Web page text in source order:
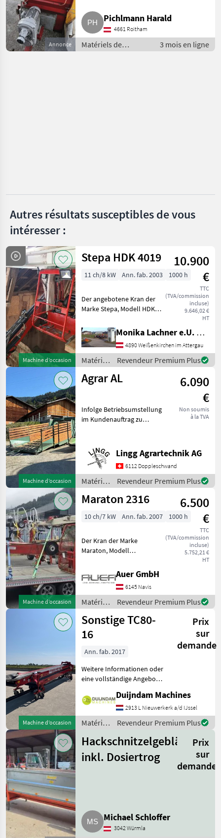
Auer
Buchmann
Annonce
Pichlmann Harald
4661 Roitham
Matériels de
convoyage /
3 mois en ligne
Autres résultats susceptibles de vous
intéresser :
Machine d’occasion
Stepa HDK 4019
10.900
€
TTC
(TVA/commission
incluse)
9.646,02 €
HT
11 ch/8 kW Ann. fab. 2003 1000 h
Der angebotene Kran der
Marke Stepa, Modell HDK
Reichweite von 2, 5m bis
14m ist ein zuverlässiges
Arbeitsgerät aus dem
Baujahr 2003. Mit einer
Monika Lachner e.U. Maschinenhandel
4890 Weißenkirchen im Attergau
Matériels
de
convoyage
Revendeur Premium Plus
Machine d’occasion
Agrar AL
6.090
€
Non soumis
à la TVA
Infolge Betriebsumstellung
im Kundenauftrag zu
Einsatzbereit. Tischlänge
innen 5.3m Gesamtlänge
ohne Deichsel 7m. Neuer
Holz
Lingg Agrartechnik AG
6112 Doppleschwand
Matériels
de
convoyage
Revendeur Premium Plus
Machine d’occasion
Maraton 2316
6.500
€
TTC
(TVA/commission
incluse)
5.752,21 €
HT
10 ch/7 kW Ann. fab. 2007 1000 h
Der Kran der Marke
Maraton, Modell
Baujahr 2007, bietet eine
zuverlässige Leistung mit
einer Motorstärke von 10
PS. Mit insgesamt 1000
Betriebsstu
Auer GmbH
6145 Navis
Matériels
de
convoyage
/
Maraton
Revendeur Premium Plus
Machine d’occasion
Sonstige TC80-
16
Prix
sur
demande
Ann. fab. 2017
Weitere Informationen oder
eine vollständige Angebot?
schnell an auf unsere
Duijndam Machines
Website! Sie können uns
auch anrufen.Alle zu
Duijndam Machines
2913 L Nieuwerkerk a/d IJssel
Matériels
convoyage
/
Sonstige
Revendeur Premium Plus
Hackschnitzelgebläse
inkl. Dosiertrog
Prix
sur
demande
Michael Schloffer
3042 Würmla